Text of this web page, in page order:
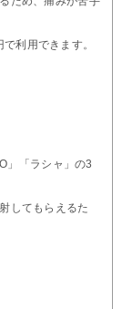
利用できます。
」「ラシャ」の3
してもらえるた